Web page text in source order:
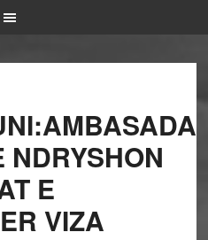
E
VIZA